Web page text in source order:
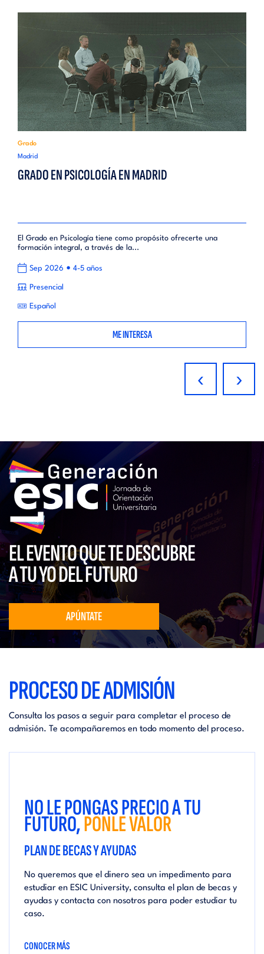
Grado
Madrid
GRADO EN PSICOLOGÍA EN MADRID
El Grado en Psicología tiene como propósito ofrecerte una
formación integral, a través de la...
Sep 2026 • 4-5 años
Presencial
Español
ME INTERESA
‹ ›
EL EVENTO QUE TE DESCUBRE
A TU YO DEL FUTURO
APÚNTATE
PROCESO DE ADMISIÓN
Consulta los pasos a seguir para completar el proceso de
admisión. Te acompañaremos en todo momento del proceso.
NO LE PONGAS PRECIO A TU
FUTURO,PONLE VALOR
PLAN DE BECAS Y AYUDAS
No queremos que el dinero sea un impedimento para
estudiar en ESIC University, consulta el plan de becas y
ayudas y contacta con nosotros para poder estudiar tu
caso.
CONOCER MÁS